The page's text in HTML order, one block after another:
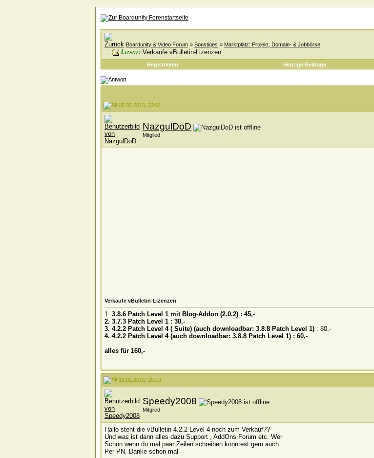
Boardunity & Video Forum » Sonstiges » Marktplatz: Projekt, Domain- & Jobbörse
Lizenz: Verkaufe vBulletin-Lizenzen
Registrieren Heutige Beiträge
05.02.2015, 22:01
NazgulDoD
Mitglied
Verkaufe vBulletin-Lizenzen
1. 3.8.6 Patch Level 1 mit Blog-Addon (2.0.2) : 45,-
2. 3.7.3 Patch Level 1 : 30,-
3. 4.2.2 Patch Level 4 ( Suite) (auch downloadbar: 3.8.8 Patch Level 1) : 80,-
4. 4.2.2 Patch Level 4 (auch downloadbar: 3.8.8 Patch Level 1) : 60,-
alles für 160,-
13.02.2015, 20:19
Speedy2008
Mitglied
Hallo steht die vBulletin 4.2.2 Level 4 noch zum Verkauf??
Und was ist dann alles dazu Support , AddOns Forum etc. Wer
Schön wenn du mal paar Zeilen schreiben könntest gern auch
Per PN. Danke schon mal